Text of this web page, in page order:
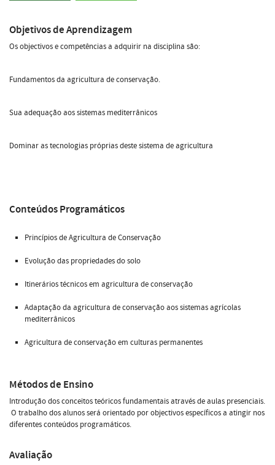
Objetivos de Aprendizagem
Os objectivos e competências a adquirir na disciplina são:
Fundamentos da agricultura de conservação.
Sua adequação aos sistemas mediterrânicos
Dominar as tecnologias próprias deste sistema de agricultura
Conteúdos Programáticos
Princípios de Agricultura de Conservação
Evolução das propriedades do solo
Itinerários técnicos em agricultura de conservação
Adaptação da agricultura de conservação aos sistemas agrícolas
mediterrânicos
Agricultura de conservação em culturas permanentes
Métodos de Ensino
Introdução dos conceitos teóricos fundamentais através de aulas presenciais.
O trabalho dos alunos será orientado por objectivos específicos a atingir nos
diferentes conteúdos programáticos.
Avaliação